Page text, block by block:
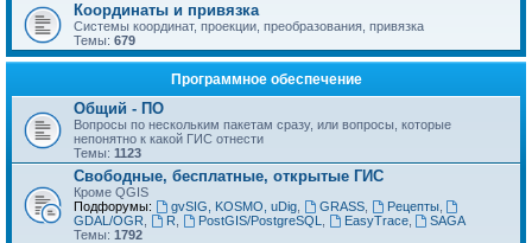
Координаты и привязка
Системы координат, проекции, преобразования, привязка
Темы: 679
Программное обеспечение
Общий - ПО
Вопросы по нескольким пакетам сразу, или вопросы, которые
непонятно к какой ГИС отнести
Темы: 1123
Свободные, бесплатные, открытые ГИС
Кроме QGIS
Подфорумы:
gvSIG, KOSMO, uDig, GRASS, Рецепты,
GDAL/OGR
R PostGIS/PostgreSQL EasyTrace,
SAGA
Темы: 1792